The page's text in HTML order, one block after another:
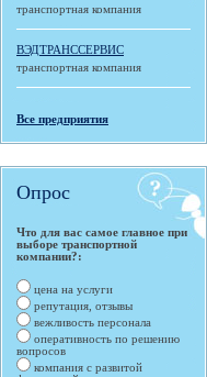
транспортная компания
ВЭДТРАНССЕРВИС
транспортная компания
Все предприятия
Опрос
Что для вас самое главное при
выборе транспортной
компании?:
цена на услуги
репутация, отзывы
вежливость персонала
оперативность по решению
вопросов
компания с развитой